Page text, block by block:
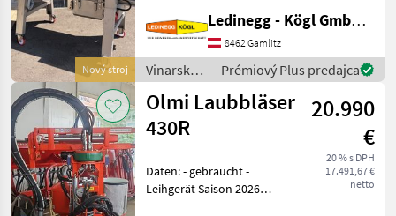
Nový stroj
herausragendem Preis-
Leistungs-Verhältnis
Beschreibung: Der
Enoveneta Rebler ist eine
hochwertige
Abbeermaschine,
Ledinegg - Kögl GmbH - Obst- und Weinbautechnik
8462 Gamlitz
Vinarské
stroje /
Sonstige
Prémiový Plus predajca
Olmi Laubbläser
430R
20.990
€
20 % s DPH
17.491,67 €
netto
Daten: - gebraucht -
Leihgerät Saison 2026